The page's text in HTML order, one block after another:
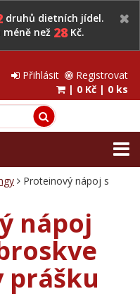
druhů dietních jídel.
než 28Kč.
Přihlásit
Registrovat
| 0 Kč | 0 ks
Proteinový nápoj s
nápoj
prášku